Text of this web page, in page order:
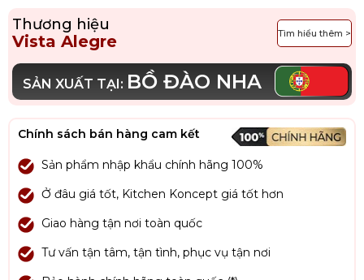
Thương hiệu
Vista Alegre Tìm hiểu thêm >
SẢN XUẤT TẠI: BỒ ĐÀO NHA
Chính sách bán hàng cam kết
Sản phẩm nhập khẩu chính hãng 100%
Ở đâu giá tốt, Kitchen Koncept giá tốt hơn
Giao hàng tận nơi toàn quốc
Tư vấn tận tâm, tận tình, phục vụ tận nơi